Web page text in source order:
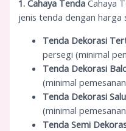
1. Cahaya Tenda Cahaya
jenis tenda dengan harga
Tenda Dekorasi
persegi (minimal
Tenda Dekorasi
(minimal
Tenda Dekorasi
(minimal
Tenda Semi